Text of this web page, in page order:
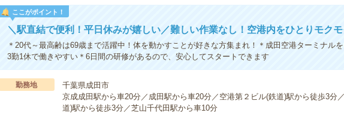
ここがポイント！
＼駅直結で便利！平日休みが嬉しい／難しい作業なし！空港内をひとりモクモ
＊20代～最高齢は69歳まで活躍中！体を動かすことが好きな方集まれ！＊成田空港ターミナルを
3勤1休で働きやすい＊6日間の研修があるので、安心してスタートできます
勤務地
千葉県成田市
京成成田駅から車20分／成田駅から車20分／空港第２ビル(鉄道)駅から徒歩3分
道)駅から徒歩3分／芝山千代田駅から車10分